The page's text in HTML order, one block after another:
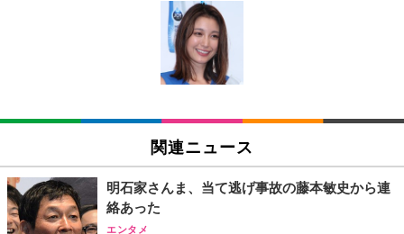
[EdoErgo] オフィスチェア 椅子 テレワーク 疲れな
い 跳ね上げ式アームレスト コンパクト 約105度ロッ
キング pc 事務椅子 360度回転 座面昇降 強化ナイロ
ン樹脂ベース 通気性メッシュ 在宅ワーク H-WY01
(黒網+黒枠+黒足)
SIHOO B100 オフィスチェア／デスクチェア メッシ
ュチェア 人間工学 疲れない ブラック
￥27,999
Sezlife オフィスチェア デスクチェア 疲れない テレ
EIZO ビジネス向けプレミアムモニター | FlexScan
EV3240X-WT | 31.5型4K UHD・USB Type-C・ホワ
￥105,595
EIZO ビジネス向けプレミアムモニター | FlexScan
￥109,572
【純正品】27"ゲーミングモニター DualSense 充電
Amazonベーシック ペットシーツ 薄型 レギュラー 1
回使い捨て 無香料 ホワイト 300枚
Amazonベーシック ペットシーツ 厚型 ワイド 42枚
x2袋(84枚) ホワイト(吸収面:ライトブルー)
￥3,234
ネオ・ルーライフ ネオ・オムツ L 中型犬用 26枚入
関連ニュース
明石家さんま、当て逃げ事故の藤本敏史から連
絡あった
エンタメ